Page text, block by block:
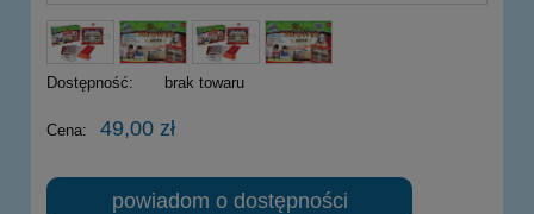
Dostępność: brak towaru
Cena: 49,00 zł
powiadom o dostępności